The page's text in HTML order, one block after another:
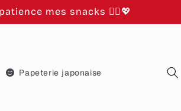
mes snacks 🙂‍↕️💖
Papeterie japonaise